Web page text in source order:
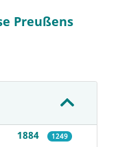
Preußens
1884 1249